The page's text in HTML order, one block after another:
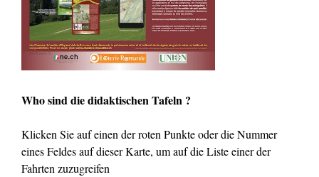
Who sind die didaktischen Tafeln ?
Klicken Sie auf einen der roten Punkte oder die Nummer
eines Feldes auf dieser Karte, um auf die Liste einer der
Fahrten zuzugreifen